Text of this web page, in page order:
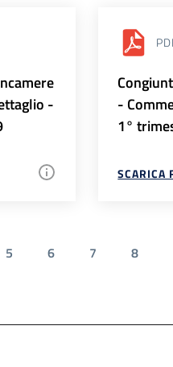
-
-
1°
SCARICA
5 6 7 8